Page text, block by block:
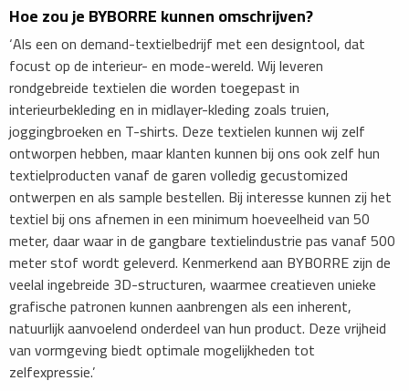
Hoe zou je BYBORRE kunnen omschrijven?
‘Als een on demand-textielbedrijf met een designtool, dat
focust op de interieur- en mode-wereld. Wij leveren
rondgebreide textielen die worden toegepast in
interieurbekleding en in midlayer-kleding zoals truien,
joggingbroeken en T-shirts. Deze textielen kunnen wij zelf
ontworpen hebben, maar klanten kunnen bij ons ook zelf hun
textielproducten vanaf de garen volledig gecustomized
ontwerpen en als sample bestellen. Bij interesse kunnen zij het
textiel bij ons afnemen in een minimum hoeveelheid van 50
meter, daar waar in de gangbare textielindustrie pas vanaf 500
meter stof wordt geleverd. Kenmerkend aan BYBORRE zijn de
veelal ingebreide 3D-structuren, waarmee creatieven unieke
grafische patronen kunnen aanbrengen als een inherent,
natuurlijk aanvoelend onderdeel van hun product. Deze vrijheid
van vormgeving biedt optimale mogelijkheden tot
zelfexpressie.’